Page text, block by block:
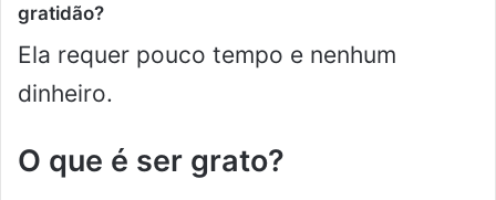
gratidão?
Ela requer pouco tempo e nenhum
dinheiro.
O que é ser grato?